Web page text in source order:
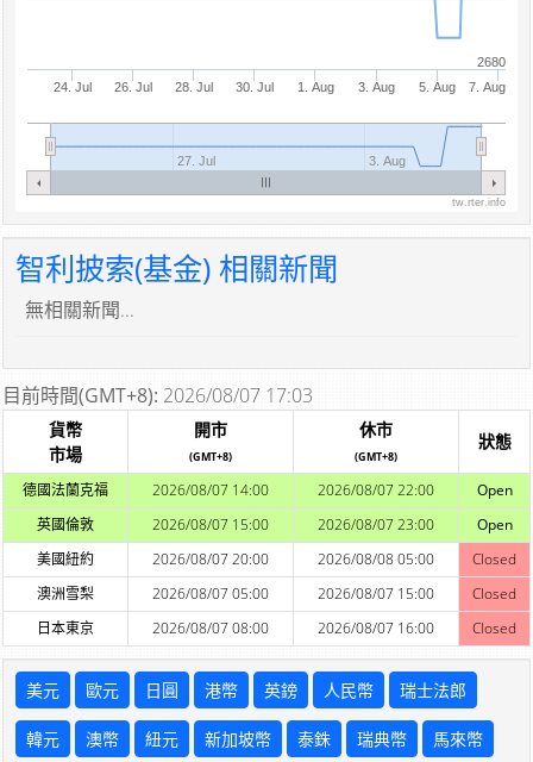
24. Jul 26. Jul 28. Jul 30. Jul 1. Aug 3. Aug 5. Aug 7. Aug
27. Jul 3. Aug
2680
tw.rter.info
智利披索(基金) 相關新聞
無相關新聞...
目前時間(GMT+8): 2026/08/07 17:03
貨幣
市場
開市
(GMT+8)
休市
(GMT+8)
狀態
德國法蘭克福 2026/08/07 14:00 2026/08/07 22:00
Open
英國倫敦
2026/08/07 15:00 2026/08/07 23:00
Open
美國紐約
2026/08/07 20:00 2026/08/08 05:00
Closed
澳洲雪梨
2026/08/07 05:00 2026/08/07 15:00
Closed
日本東京
2026/08/07 08:00 2026/08/07 16:00 Closed
美元 歐元 日圓 港幣 英鎊 人民幣 瑞士法郎
韓元 澳幣 紐元 新加坡幣 泰銖 瑞典幣 馬來幣